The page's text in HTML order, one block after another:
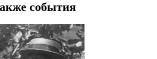
события